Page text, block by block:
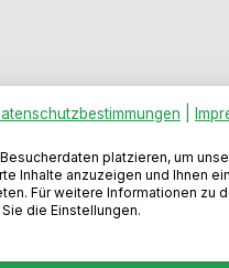
Bewertungen
platzieren, um
Inhalte anzuzeigen und Ihnen ein
Für weitere Informationen zu
die Einstellungen.